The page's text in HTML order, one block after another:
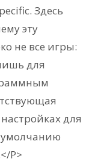
Здесь
эту
не все игры:
для
для
умолчанию
P>